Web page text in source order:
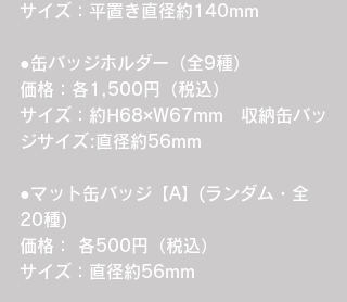
サイズ：平置き直径約140mm
●缶バッジホルダー（全9種）
価格：各1,500円（税込）
サイズ：約H68×W67mm　収納缶バッ
ジサイズ:直径約56mm
●マット缶バッジ【A】(ランダム・全
20種)
価格： 各500円（税込）
サイズ：直径約56mm